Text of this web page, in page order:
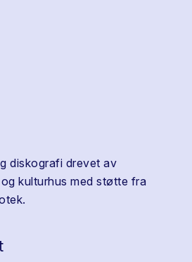
diskografi drevet av
kulturhus med støtte fra